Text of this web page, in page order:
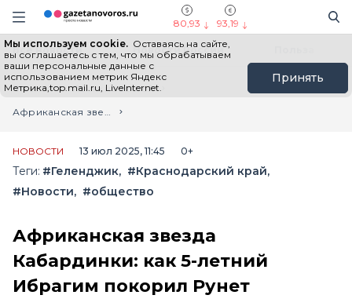
Информационный портал "ГазетаНоворос.ру"
Навигация сайта
80,93 93,19
Мы используем cookie. Оставаясь на сайте,
вы соглашаетесь с тем, что мы обрабатываем
ваши персональные данные с
использованием метрик Яндекс
Метрика,top.mail.ru, LiveInternet.
Принять
Все новости Новости России
Главная
Лента новостей
Африканская звезда Кабардинки: как 5-летний Ибрагим покорил Рунет
НОВОСТИ 13 июл 2025, 11:45 0+
Теги: #Геленджик
#Краснодарский край
#Новости
#общество
Африканская звезда
Кабардинки: как 5-летний
Ибрагим покорил Рунет